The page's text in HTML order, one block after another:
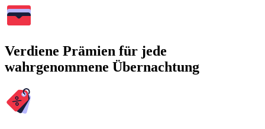
Verdiene Prämien für jede
wahrgenommene Übernachtung